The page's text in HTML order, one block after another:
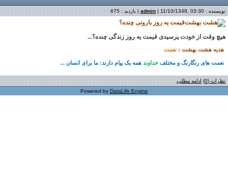
نویسنده : admin | 11/10/1348, 03:30 | بازدید : 675
قیمت یه روز بارونی چنده؟
هیچ وقت از خودت پرسیدی قیمت یه روز زندگی چنده؟...
هدیه هشت بهشت : نعمت
نعمت های رنگارنگ و مختلف خداوند همه یک پیام دارند: ما برای انسان ...
نظرات (0)
ادامه مطلب
Powered by DataLife Engine